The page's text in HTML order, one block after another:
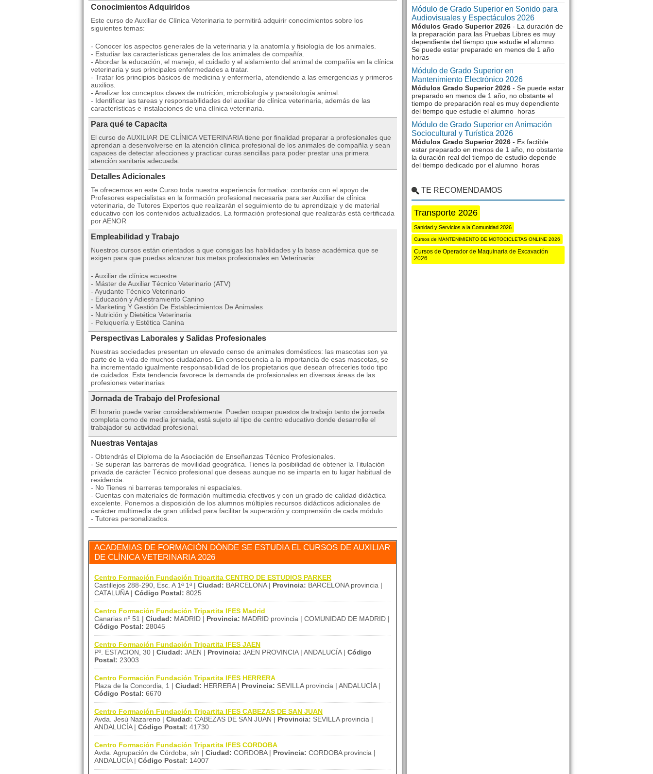
Conocimientos Adquiridos
Este curso de Auxiliar de Clínica Veterinaria te permitirá adquirir conocimientos sobre los
siguientes temas:
- Conocer los aspectos generales de la veterinaria y la anatomía y fisiología de los animales.
- Estudiar las características generales de los animales de compañía.
- Abordar la educación, el manejo, el cuidado y el aislamiento del animal de compañía en la clínica
veterinaria y sus principales enfermedades a tratar.
- Tratar los principios básicos de medicina y enfermería, atendiendo a las emergencias y primeros
auxilios.
- Analizar los conceptos claves de nutrición, microbiología y parasitología animal.
- Identificar las tareas y responsabilidades del auxiliar de clínica veterinaria, además de las
características e instalaciones de una clínica veterinaria.
Para qué te Capacita
El curso de AUXILIAR DE CLÍNICA VETERINARIA tiene por finalidad preparar a profesionales que
aprendan a desenvolverse en la atención clínica profesional de los animales de compañía y sean
capaces de detectar afecciones y practicar curas sencillas para poder prestar una primera
atención sanitaria adecuada.
Detalles Adicionales
Te ofrecemos en este Curso toda nuestra experiencia formativa: contarás con el apoyo de
Profesores especialistas en la formación profesional necesaria para ser Auxiliar de clínica
veterinaria, de Tutores Expertos que realizarán el seguimiento de tu aprendizaje y de material
educativo con los contenidos actualizados. La formación profesional que realizarás está certificada
por AENOR
Empleabilidad y Trabajo
Nuestros cursos están orientados a que consigas las habilidades y la base académica que se
exigen para que puedas alcanzar tus metas profesionales en Veterinaria:
- Auxiliar de clínica ecuestre
- Máster de Auxiliar Técnico Veterinario (ATV)
- Ayudante Técnico Veterinario
- Educación y Adiestramiento Canino
- Marketing Y Gestión De Establecimientos De Animales
- Nutrición y Dietética Veterinaria
- Peluquería y Estética Canina
Perspectivas Laborales y Salidas Profesionales
Nuestras sociedades presentan un elevado censo de animales domésticos: las mascotas son ya
parte de la vida de muchos ciudadanos. En consecuencia a la importancia de esas mascotas, se
ha incrementado igualmente responsabilidad de los propietarios que desean ofrecerles todo tipo
de cuidados. Esta tendencia favorece la demanda de profesionales en diversas áreas de las
profesiones veterinarias
Jornada de Trabajo del Profesional
El horario puede variar considerablemente. Pueden ocupar puestos de trabajo tanto de jornada
completa como de media jornada, está sujeto al tipo de centro educativo donde desarrolle el
trabajador su actividad profesional.
Nuestras Ventajas
- Obtendrás el Diploma de la Asociación de Enseñanzas Técnico Profesionales.
- Se superan las barreras de movilidad geográfica. Tienes la posibilidad de obtener la Titulación
privada de carácter Técnico profesional que deseas aunque no se imparta en tu lugar habitual de
residencia.
- No Tienes ni barreras temporales ni espaciales.
- Cuentas con materiales de formación multimedia efectivos y con un grado de calidad didáctica
excelente. Ponemos a disposición de los alumnos múltiples recursos didácticos adicionales de
carácter multimedia de gran utilidad para facilitar la superación y comprensión de cada módulo.
- Tutores personalizados.
ACADEMIAS DE FORMACIÓN DÓNDE SE ESTUDIA EL CURSOS DE AUXILIAR
DE CLÍNICA VETERINARIA 2026
Centro Formación Fundación Tripartita CENTRO DE ESTUDIOS PARKER
Castillejos 288-290, Esc. A 1ª 1ª | Ciudad: BARCELONA | Provincia: BARCELONA provincia |
CATALUÑA | Código Postal: 8025
Centro Formación Fundación Tripartita IFES Madrid
Canarias nº 51 | Ciudad: MADRID | Provincia: MADRID provincia | COMUNIDAD DE MADRID |
Código Postal: 28045
Centro Formación Fundación Tripartita IFES JAEN
Pº. ESTACION, 30 | Ciudad: JAEN | Provincia: JAEN PROVINCIA | ANDALUCÍA | Código
Postal: 23003
Centro Formación Fundación Tripartita IFES HERRERA
Plaza de la Concordia, 1 | Ciudad: HERRERA | Provincia: SEVILLA provincia | ANDALUCÍA |
Código Postal: 6670
Centro Formación Fundación Tripartita IFES CABEZAS DE SAN JUAN
Avda. Jesú Nazareno | Ciudad: CABEZAS DE SAN JUAN | Provincia: SEVILLA provincia |
ANDALUCÍA | Código Postal: 41730
Centro Formación Fundación Tripartita IFES CORDOBA
Avda. Agrupación de Córdoba, s/n | Ciudad: CORDOBA | Provincia: CORDOBA provincia |
ANDALUCÍA | Código Postal: 14007
Módulo de Grado Superior en Sonido para
Audiovisuales y Espectáculos 2026
Módulos Grado Superior 2026 - La duración de
la preparación para las Pruebas Libres es muy
dependiente del tiempo que estudie el alumno.
Se puede estar preparado en menos de 1 año
horas
Módulo de Grado Superior en
Mantenimiento Electrónico 2026
Módulos Grado Superior 2026 - Se puede estar
preparado en menos de 1 año, no obstante el
tiempo de preparación real es muy dependiente
del tiempo que estudie el alumno horas
Módulo de Grado Superior en Animación
Sociocultural y Turística 2026
Módulos Grado Superior 2026 - Es factible
estar preparado en menos de 1 año, no obstante
la duración real del tiempo de estudio depende
del tiempo dedicado por el alumno horas
TE RECOMENDAMOS
Transporte 2026
Sanidad y Servicios a la Comunidad 2026
Cursos de MANTENIMIENTO DE MOTOCICLETAS ONLINE 2026
Cursos de Operador de Maquinaria de Excavación
2026